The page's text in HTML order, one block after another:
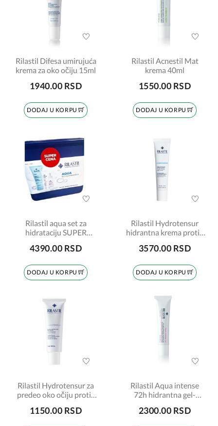
Rilastil Difesa umirujuća
krema za oko očiju 15ml
1940.00 RSD
DODAJ U KORPU
Rilastil Acnestil Mat
krema 40ml
1550.00 RSD
DODAJ U KORPU
Rilastil aqua set za
hidrataciju SUPER
4390.00 RSD
DODAJ U KORPU
Rilastil Hydrotensur
hidrantna krema protiv
3570.00 RSD
DODAJ U KORPU
Rilastil Hydrotensur za
predeo oko očiju protiv
1150.00 RSD
Rilastil Aqua intense
72h hidrantna gel-
2300.00 RSD